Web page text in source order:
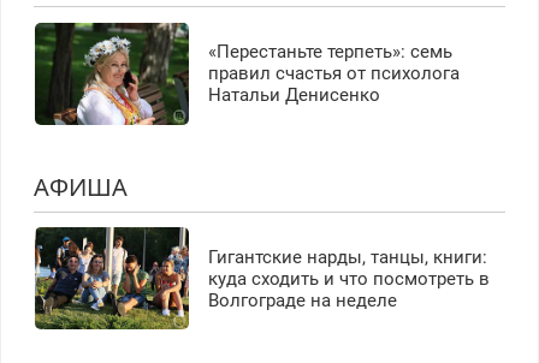
«Перестаньте терпеть»: семь
правил счастья от психолога
Натальи Денисенко
АФИША
Гигантские нарды, танцы, книги:
куда сходить и что посмотреть в
Волгограде на неделе